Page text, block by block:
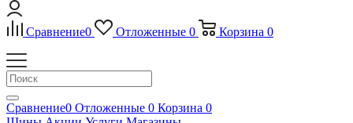
Сравнение0 Отложенные 0 Корзина 0
Сравнение0 Отложенные 0 Корзина 0